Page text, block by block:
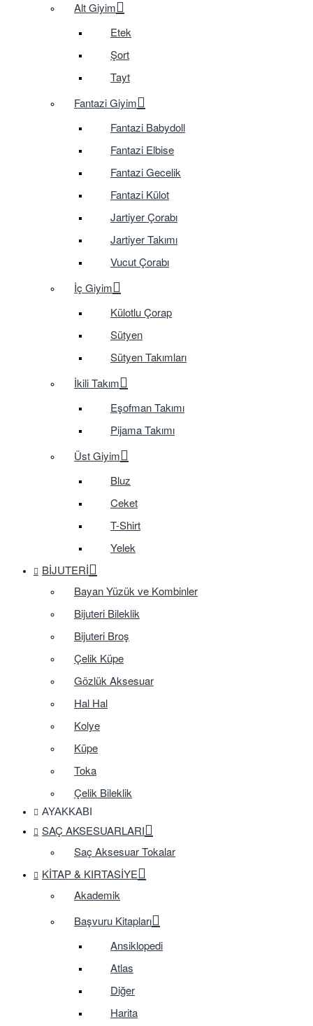
Alt Giyim
Etek
Şort
Tayt
Fantazi Giyim
Fantazi Babydoll
Fantazi Elbise
Fantazi Gecelik
Fantazi Külot
Jartiyer Çorabı
Jartiyer Takımı
Vucut Çorabı
İç Giyim
Külotlu Çorap
Sütyen
Sütyen Takımları
İkili Takım
Eşofman Takımı
Pijama Takımı
Üst Giyim
Bluz
Ceket
T-Shirt
Yelek
BIJUTERI
Bayan Yüzük ve Kombinler
Bijuteri Bileklik
Bijuteri Broş
Çelik Küpe
Gözlük Aksesuar
Hal Hal
Kolye
Küpe
Toka
Çelik Bileklik
AYAKKABI
SAÇ AKSESUARLARI
Saç Aksesuar Tokalar
KITAP & KIRTASIYE
Akademik
Başvuru Kitapları
Ansiklopedi
Atlas
Diğer
Harita